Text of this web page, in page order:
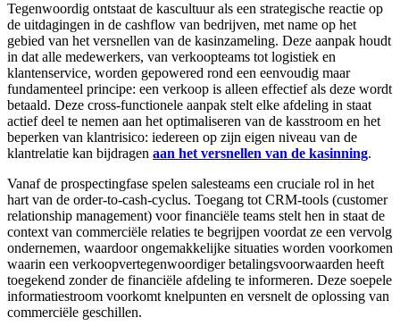
Tegenwoordig ontstaat de kascultuur als een strategische reactie op
de uitdagingen in de cashflow van bedrijven, met name op het
gebied van het versnellen van de kasinzameling. Deze aanpak houdt
in dat alle medewerkers, van verkoopteams tot logistiek en
klantenservice, worden gepowered rond een eenvoudig maar
fundamenteel principe: een verkoop is alleen effectief als deze wordt
betaald. Deze cross-functionele aanpak stelt elke afdeling in staat
actief deel te nemen aan het optimaliseren van de kasstroom en het
beperken van klantrisico: iedereen op zijn eigen niveau van de
klantrelatie kan bijdragen aan het versnellen van de kasinning.
Vanaf de prospectingfase spelen salesteams een cruciale rol in het
hart van de order-to-cash-cyclus. Toegang tot CRM-tools (customer
relationship management) voor financiële teams stelt hen in staat de
context van commerciële relaties te begrijpen voordat ze een vervolg
ondernemen, waardoor ongemakkelijke situaties worden voorkomen
waarin een verkoopvertegenwoordiger betalingsvoorwaarden heeft
toegekend zonder de financiële afdeling te informeren. Deze soepele
informatiestroom voorkomt knelpunten en versnelt de oplossing van
commerciële geschillen.